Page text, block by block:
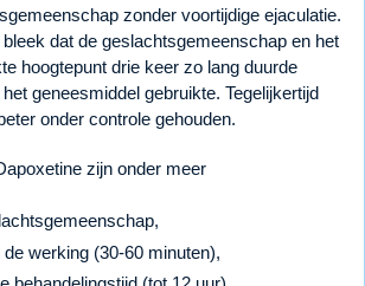
zonder voortijdige ejaculatie.
dat de geslachtsgemeenschap en het
hoogtepunt drie keer zo lang duurde
geneesmiddel gebruikte. Tegelijkertijd
onder controle gehouden.
zijn onder meer
werking (30-60 minuten),